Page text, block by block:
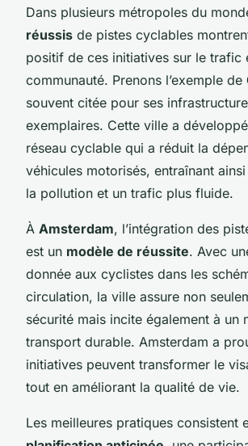
Dans plusieurs métropoles du
réussis de pistes cyclables
positif de ces initiatives sur le trafic
communauté. Prenons l’exemple de
souvent citée pour ses
exemplaires. Cette ville a
réseau cyclable qui a réduit la
véhicules motorisés, entraînant
la pollution et un trafic plus fluide.
À Amsterdam, l’intégration des
est un modèle de réussite. Avec
donnée aux cyclistes dans les
circulation, la ville assure non
sécurité mais incite également à un
transport durable. Amsterdam a
initiatives peuvent transformer le
tout en améliorant la qualité de vie.
Les meilleures pratiques consistent